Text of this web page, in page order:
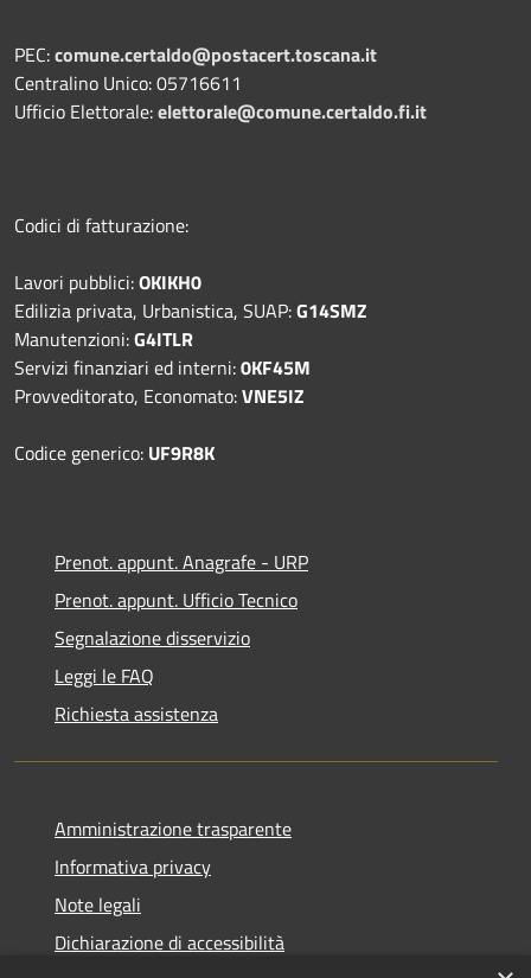
PEC:comune.certaldo@postacert.toscana.it
Centralino Unico: 05716611
Ufficio Elettorale:elettorale@comune.certaldo.fi.it
Codici di fatturazione:
Lavori pubblici:OKIKH0
Edilizia privata, Urbanistica, SUAP:G14SMZ
Manutenzioni:G4ITLR
Servizi finanziari ed interni:0KF45M
Provveditorato, Economato:VNE5IZ
Codice generico: UF9R8K
Prenot. appunt. Anagrafe - URP
Prenot. appunt. Ufficio Tecnico
Segnalazione disservizio
Leggi le FAQ
Richiesta assistenza
Amministrazione trasparente
Informativa privacy
Note legali
Dichiarazione di accessibilità